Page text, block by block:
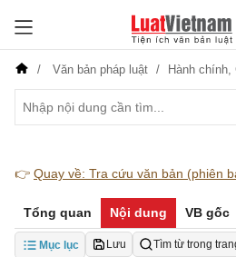
Văn bản pháp luật Hành chính,
👉 Quay về: Tra cứu văn bản (phiên
Tổng quan Nội dung VB gốc
Mục lục Lưu Tìm từ trong